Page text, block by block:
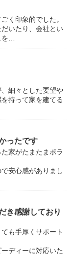
く印象的でした。
いたり、会社とい
…
細々とした要望や
持って家を建てる
ったです
家がたまたまポラ
安心感がありまし
き感謝しており
も手厚くサポート
ディーに対応いた